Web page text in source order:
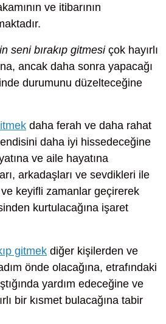
ve itibarının
seni bırakıp gitmesiçok hayırlı
ancak daha sonra yapacağı
durumunu düzelteceğine
daha ferah ve daha rahat
daha iyi hissedeceğine
ve aile hayatına
arkadaşları ve sevdikleri ile
keyifli zamanlar geçirerek
kurtulacağına işaret
gitmek diğer kişilerden ve
önde olacağına, etrafındaki
yardım edeceğine ve
bir kısmet bulacağına tabir